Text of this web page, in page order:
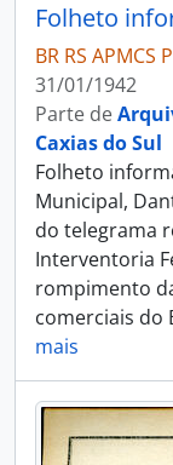
BR RS APMCS
31/01/1942
Parte de
Caxias do Sul
Folheto
Municipal,
do telegrama
Interventoria
rompimento
comerciais do
mais